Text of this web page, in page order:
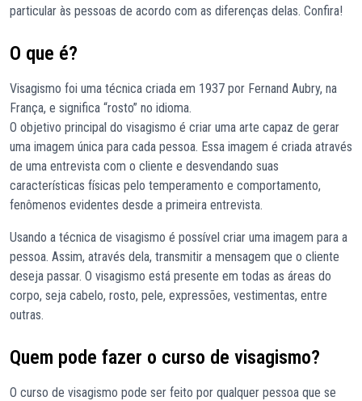
particular às pessoas de acordo com as diferenças delas. Confira!
O que é?
Visagismo foi uma técnica criada em 1937 por Fernand Aubry, na
França, e significa “rosto” no idioma.
O objetivo principal do visagismo é criar uma arte capaz de gerar
uma imagem única para cada pessoa. Essa imagem é criada através
de uma entrevista com o cliente e desvendando suas
características físicas pelo temperamento e comportamento,
fenômenos evidentes desde a primeira entrevista.
Usando a técnica de visagismo é possível criar uma imagem para a
pessoa. Assim, através dela, transmitir a mensagem que o cliente
deseja passar. O visagismo está presente em todas as áreas do
corpo, seja cabelo, rosto, pele, expressões, vestimentas, entre
outras.
Quem pode fazer o curso de visagismo?
O curso de visagismo pode ser feito por qualquer pessoa que se